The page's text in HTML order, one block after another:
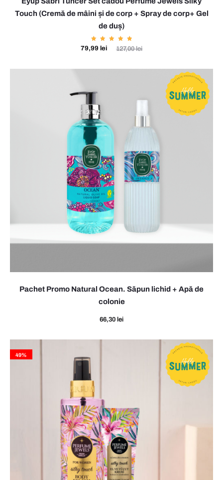
Touch (Cremă de mâini și de corp + Spray de corp+ Gel
de duș)
Evaluat
la127,00lei
Prețul
fost:
127,00 lei.
79,99 lei
Prețul
79,99 lei.
Pachet Promo Natural Ocean. Săpun lichid + Apă de
colonie
66,30 lei
49%